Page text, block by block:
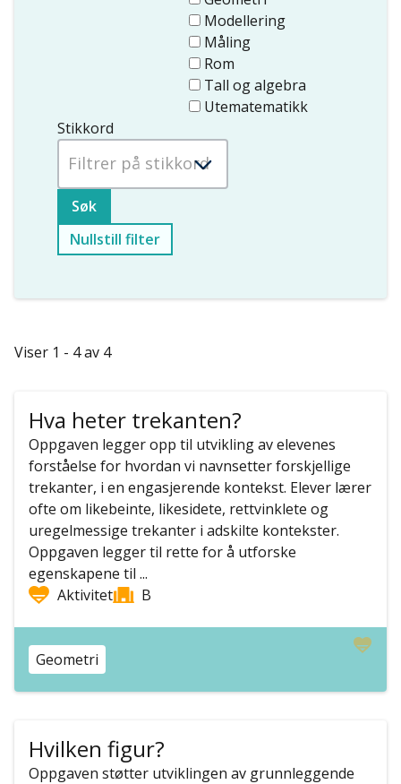
Modellering
Måling
Rom
Tall og algebra
Utematematikk
Stikkord
Nullstill filter
Viser 1 - 4 av 4
Hva heter trekanten?
Oppgaven legger opp til utvikling av elevenes
forståelse for hvordan vi navnsetter forskjellige
trekanter, i en engasjerende kontekst. Elever lærer
ofte om likebeinte, likesidete, rettvinklete og
uregelmessige trekanter i adskilte kontekster.
Oppgaven legger til rette for å utforske
egenskapene til ...
Aktivitet
B
Geometri
Hvilken figur?
Oppgaven støtter utviklingen av grunnleggende